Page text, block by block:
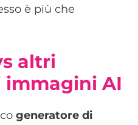
è più che
altri
AI
generatore di